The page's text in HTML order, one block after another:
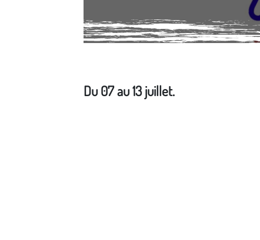
Du 07 au 13 juillet.